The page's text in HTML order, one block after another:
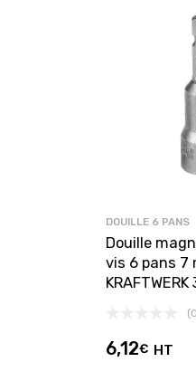
DOUILLE 6 PANS
Douille
vis 6 pans 7
6,12€ HT